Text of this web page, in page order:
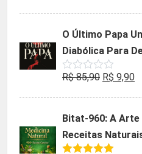
de
era:
R$ 47,32.
é:
O Último Papa
Diabólica Para
Avaliação
de
R$85,90 O
era:
R$ 85,90.
R$ 9,90O
é:
Bitat-960: A Arte
Receitas